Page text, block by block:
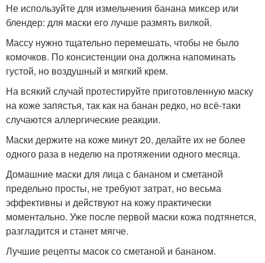
Не используйте для измельчения банана миксер или
блендер: для маски его лучше размять вилкой.
Массу нужно тщательно перемешать, чтобы не было
комочков. По консистенции она должна напоминать
густой, но воздушный и мягкий крем.
На всякий случай протестируйте приготовленную маску
на коже запястья, так как на банан редко, но всё-таки
случаются аллергические реакции.
Маски держите на коже минут 20, делайте их не более
одного раза в неделю на протяжении одного месяца.
Домашние маски для лица с бананом и сметаной
предельно просты, не требуют затрат, но весьма
эффективны и действуют на кожу практически
моментально. Уже после первой маски кожа подтянется,
разгладится и станет мягче.
Лучшие рецепты масок со сметаной и бананом.